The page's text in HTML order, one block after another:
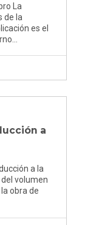
La
de la
es el
a
a la
volumen
obra de